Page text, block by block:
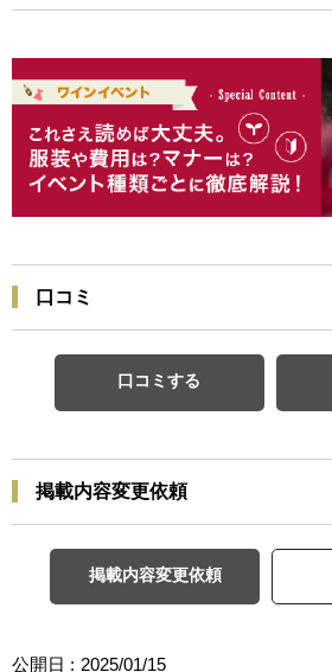
口コミ
口コミする
掲載内容変更依頼
掲載内容変更依頼
公開日 : 2025/01/15